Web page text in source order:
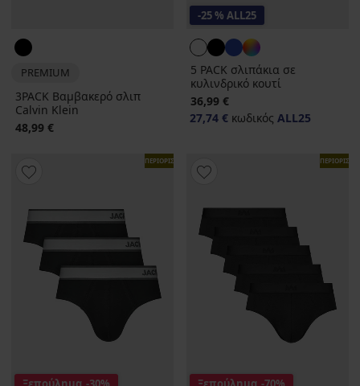
PREMIUM
3PACK Βαμβακερό σλιπ
Calvin Klein
48,99 €
-25 % ALL25
5 PACK σλιπάκια σε
κυλινδρικό κουτί
36,99 €
27,74 € κωδικός ALL25
ΠΕΡΙΟΡΙΣΜΕΝΑ